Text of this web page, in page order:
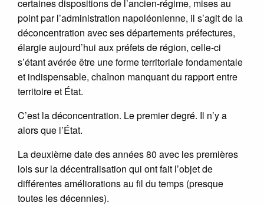
certaines dispositions de l’ancien-régime, mises au
point par l’administration napoléonienne, il s’agit de la
déconcentration avec ses départements préfectures,
élargie aujourd’hui aux préfets de région, celle-ci
s’étant avérée être une forme territoriale fondamentale
et indispensable, chaînon manquant du rapport entre
territoire et État.
C’est la déconcentration. Le premier degré. Il n’y a
alors que l’État.
La deuxième date des années 80 avec les premières
lois sur la décentralisation qui ont fait l’objet de
différentes améliorations au fil du temps (presque
toutes les décennies).